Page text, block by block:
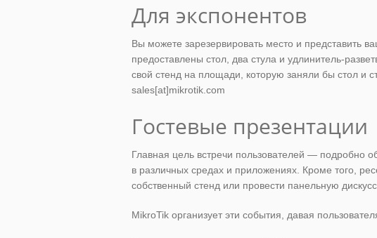
Для экспонентов
Вы можете зарезервировать место и представить
предоставлены стол, два стула и удлинитель-
свой стенд на площади, которую заняли бы стол и
sales[at]mikrotik.com
Гостевые презентации
Главная цель встречи пользователей — подробно
в различных средах и приложениях. Кроме того,
собственный стенд или провести панельную
MikroTik организует эти события, давая